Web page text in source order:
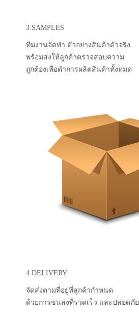
3.SAMPLES
ทีมงานจัดทำ ตัวอย่างสินค้าตัวจริง
พร้อมส่งให้ลูกค้าตรวจสอบความ
ถูกต้องเพื่อดำการผลิตสินค้าทั้งหมด
4.DELIVERY
จัดส่งตามที่อยู่ที่ลูกค้ากำหนด
ด้วยการขนส่งที่รวดเร็ว และปลอดภัย